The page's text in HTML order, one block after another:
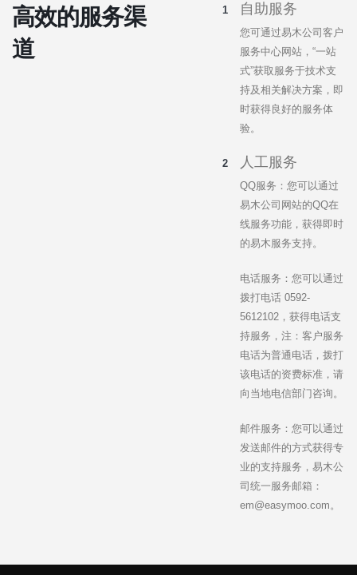
高效的服务渠
道
自助服务
您可通过易木公司客户
服务中心网站，“一站
式”获取服务于技术支
持及相关解决方案，即
时获得良好的服务体
验。
人工服务
QQ服务：您可以通过
易木公司网站的QQ在
线服务功能，获得即时
的易木服务支持。
电话服务：您可以通过
拨打电话 0592-
5612102，获得电话支
持服务，注：客户服务
电话为普通电话，拨打
该电话的资费标准，请
向当地电信部门咨询。
邮件服务：您可以通过
发送邮件的方式获得专
业的支持服务，易木公
司统一服务邮箱：
em@easymoo.com。